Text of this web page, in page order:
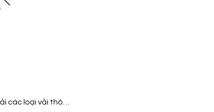
các loại vải thô…